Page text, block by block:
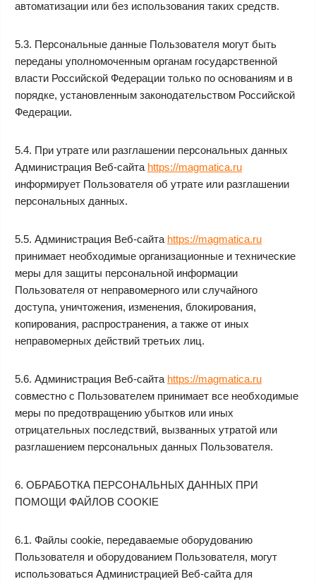
автоматизации или без использования таких средств.
5.3. Персональные данные Пользователя могут быть
переданы уполномоченным органам государственной
власти Российской Федерации только по основаниям и в
порядке, установленным законодательством Российской
Федерации.
5.4. При утрате или разглашении персональных данных
Администрация Веб-сайта https://magmatica.ru
информирует Пользователя об утрате или разглашении
персональных данных.
5.5. Администрация Веб-сайта https://magmatica.ru
принимает необходимые организационные и технические
меры для защиты персональной информации
Пользователя от неправомерного или случайного
доступа, уничтожения, изменения, блокирования,
копирования, распространения, а также от иных
неправомерных действий третьих лиц.
5.6. Администрация Веб-сайта https://magmatica.ru
совместно с Пользователем принимает все необходимые
меры по предотвращению убытков или иных
отрицательных последствий, вызванных утратой или
разглашением персональных данных Пользователя.
6. ОБРАБОТКА ПЕРСОНАЛЬНЫХ ДАННЫХ ПРИ
ПОМОЩИ ФАЙЛОВ COOKIE
6.1. Файлы cookie, передаваемые оборудованию
Пользователя и оборудованием Пользователя, могут
использоваться Администрацией Веб-сайта для